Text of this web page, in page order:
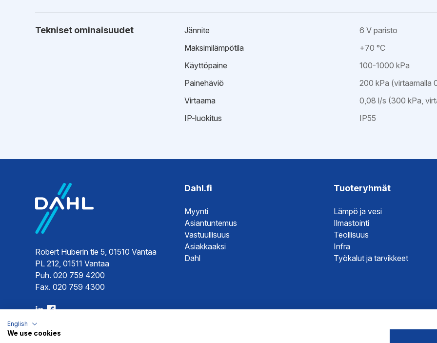
Tekniset ominaisuudet Jännite
6 V paristo
Maksimilämpötila
+70 °C
Käyttöpaine
100-1000 kPa
Painehäviö
200 kPa (virtaamalla
Virtaama
0,08 l/s (300 kPa,
IP-luokitus
IP55
Tekninen esite
Ohjeet
Asennusohje
Asennusohje
Hyväksynnät
Robert Huberin tie 5, 01510 Vantaa
PL 212, 01511 Vantaa
Puh. 020 759 4200
Fax. 020 759 4300
Dahl.fi
Myynti
Asiantuntemus
Vastuullisuus
Asiakkaaksi
Dahl
Tuoteryhmät
Lämpö ja vesi
Ilmastointi
Teollisuus
Infra
Työkalut ja tarvikkeet
English
We use cookies